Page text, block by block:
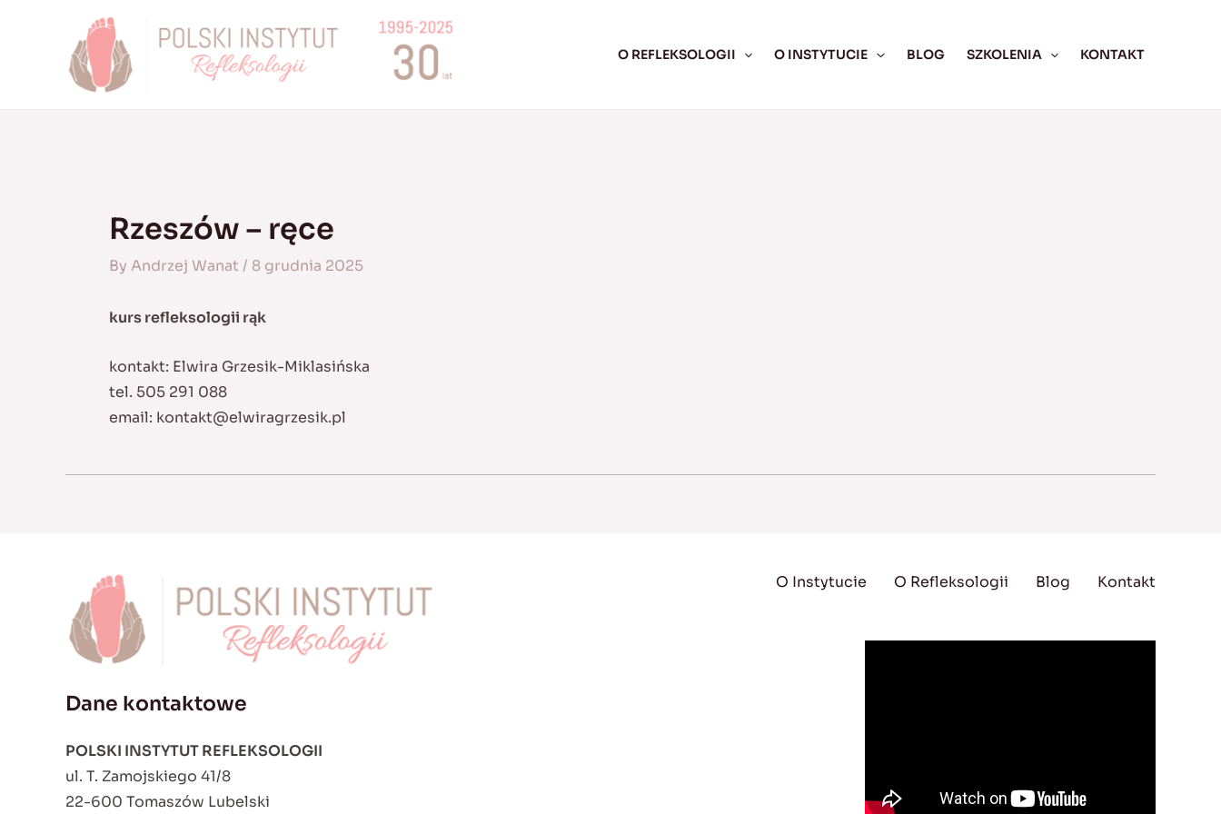
O REFLEKSOLOGII O INSTYTUCIE BLOG SZKOLENIA KONTAKT
Rzeszów – ręce
By Andrzej Wanat / 8 grudnia 2025
kurs refleksologii rąk
kontakt: Elwira Grzesik-Miklasińska
tel. 505 291 088
email: kontakt@elwiragrzesik.pl
Dane kontaktowe
POLSKI INSTYTUT REFLEKSOLOGII
ul. T. Zamojskiego 41/8
22-600 Tomaszów Lubelski
O Instytucie O Refleksologii Blog Kontakt